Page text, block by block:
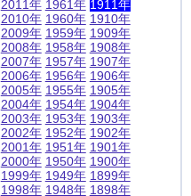
2011年
2010年
2009年
2008年
2007年
2006年
2005年
2004年
2003年
2002年
2001年
2000年
1999年
1998年
1961年
1960年
1959年
1958年
1957年
1956年
1955年
1954年
1953年
1952年
1951年
1950年
1949年
1948年
1911年
1910年
1909年
1908年
1907年
1906年
1905年
1904年
1903年
1902年
1901年
1900年
1899年
1898年